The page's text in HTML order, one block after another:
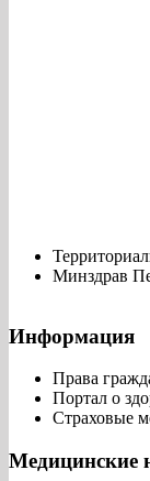
Минздрав
Информация
Права
Портал о
Страховые
Медицинские